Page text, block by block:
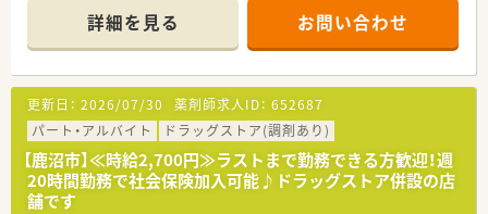
に力を入れています
■業界トップクラスの時給2,600円！しっかりと稼ぎたい方にも
お勧めです！
■全国に多くの店舗を展開しているため、子供の学校行事等で休
まなければならない場合も、事前に休みを申請すればサポートし
て頂けます！
■社員購買割引き制度もあり、品ぞろえが多いと評判のドラッグ
ストアで大変嬉しい福利厚生です♪
■ダイバーシティーを推進し、性別に関わらず幅広い方が長く活
躍できる環境を整えています
詳細を見る お問い合わせ
更新日： 2026/07/30 薬剤師求人ID： 652687
パート・アルバイト
ドラッグストア(調剤あり)
【鹿沼市】≪時給2,700円≫ラストまで勤務できる方歓迎！週
20時間勤務で社会保険加入可能♪ドラッグストア併設の店
舗です